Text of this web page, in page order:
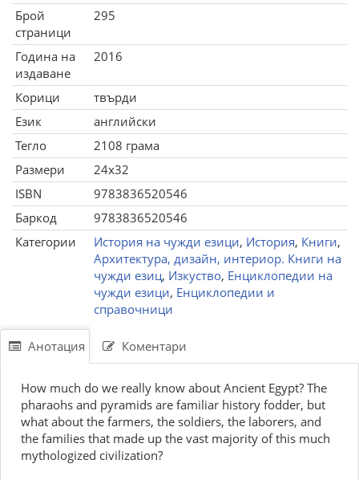
Брой
страници
295
Година на
издаване
2016
Корици
твърди
Език
английски
Тегло
2108 грама
Размери
24x32
ISBN
9783836520546
Баркод
9783836520546
Категории
История на чужди езици, История, Книги,
Архитектура, дизайн, интериор. Книги на
чужди езиц, Изкуство, Енциклопедии на
чужди езици, Енциклопедии и
справочници
Анотация Коментари
How much do we really know about Ancient Egypt? The
pharaohs and pyramids are familiar history fodder, but
what about the farmers, the soldiers, the laborers, and
the families that made up the vast majority of this much
mythologized civilization?